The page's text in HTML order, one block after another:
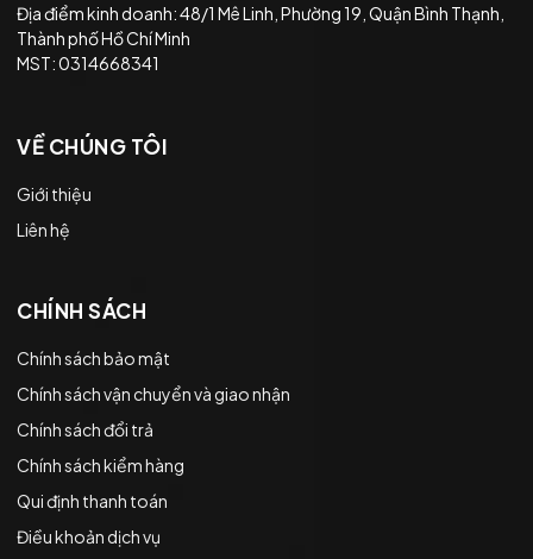
Địa điểm kinh doanh: 48/1 Mê Linh, Phường 19, Quận Bình Thạnh,
Thành phố Hồ Chí Minh
MST: 0314668341
VỀ CHÚNG TÔI
Giới thiệu
Liên hệ
CHÍNH SÁCH
Chính sách bảo mật
Chính sách vận chuyển và giao nhận
Chính sách đổi trả
Chính sách kiểm hàng
Qui định thanh toán
Điều khoản dịch vụ